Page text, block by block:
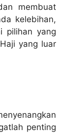
membuat
kelebihan,
pilihan yang
yang luar
penting